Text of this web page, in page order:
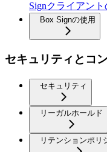
Signクライアン
Box Signの使用
セキュリティとコ
セキュリティ
リーガルホールド
リテンションポリ